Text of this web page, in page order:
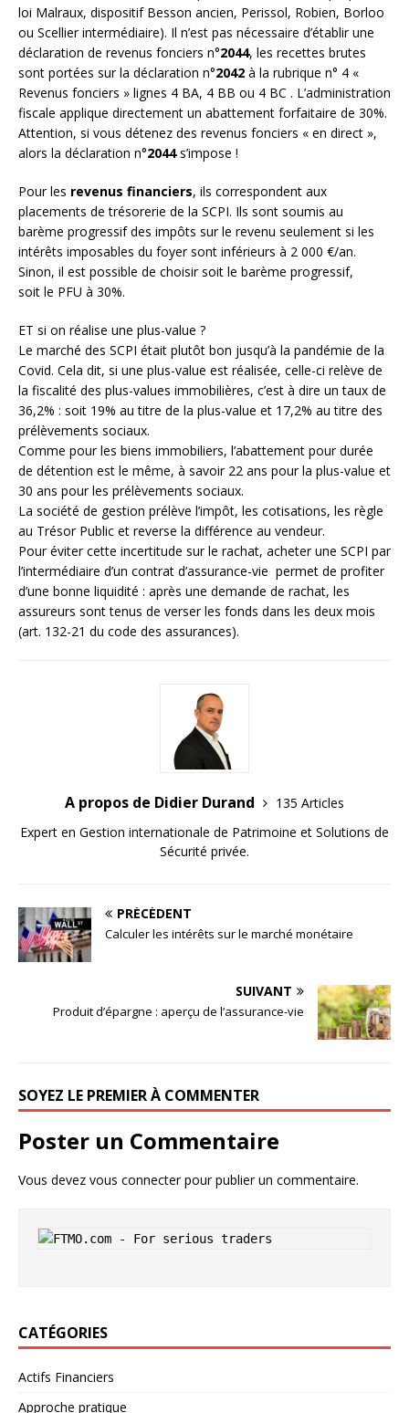
loi Malraux, dispositif Besson ancien, Perissol, Robien, Borloo
ou Scellier intermédiaire). Il n’est pas nécessaire d’établir une
déclaration de revenus fonciers n°2044, les recettes brutes
sont portées sur la déclaration n°2042 à la rubrique n° 4 «
Revenus fonciers » lignes 4 BA, 4 BB ou 4 BC . L’administration
fiscale applique directement un abattement forfaitaire de 30%.
Attention, si vous détenez des revenus fonciers « en direct »,
alors la déclaration n°2044s’impose !
Pour les revenus financiers, ils correspondent aux
placements de trésorerie de la SCPI. Ils sont soumis au
barème progressif des impôts sur le revenu seulement si les
intérêts imposables du foyer sont inférieurs à 2 000 €/an.
Sinon, il est possible de choisir soit le barème progressif,
soit le PFU à 30%.
ET si on réalise une plus-value ?
Le marché des SCPI était plutôt bon jusqu’à la pandémie de la
Covid. Cela dit, si une plus-value est réalisée, celle-ci relève de
la fiscalité des plus-values immobilières, c’est à dire un taux de
36,2% : soit 19% au titre de la plus-value et 17,2% au titre des
prélèvements sociaux.
Comme pour les biens immobiliers, l’abattement pour durée
de détention est le même, à savoir 22 ans pour la plus-value et
30 ans pour les prélèvements sociaux.
La société de gestion prélève l’impôt, les cotisations, les règle
au Trésor Public et reverse la différence au vendeur.
Pour éviter cette incertitude sur le rachat, acheter une SCPI par
l’intermédiaire d’un contrat d’assurance-vie permet de profiter
d’une bonne liquidité : après une demande de rachat, les
assureurs sont tenus de verser les fonds dans les deux mois
(art. 132-21 du code des assurances).
A propos de Didier Durand
135 Articles
Expert en Gestion internationale de Patrimoine et Solutions de
Sécurité privée.
PRÉCÉDENT
Calculer les intérêts sur le marché monétaire
SUIVANT
Produit d’épargne : aperçu de l’assurance-vie
SOYEZ LE PREMIER À COMMENTER
Poster un Commentaire
Vous devez vous connecterpour publier un commentaire.
CATÉGORIES
Actifs Financiers
Approche pratique